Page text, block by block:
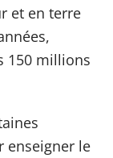
et en terre
150 millions
enseigner le